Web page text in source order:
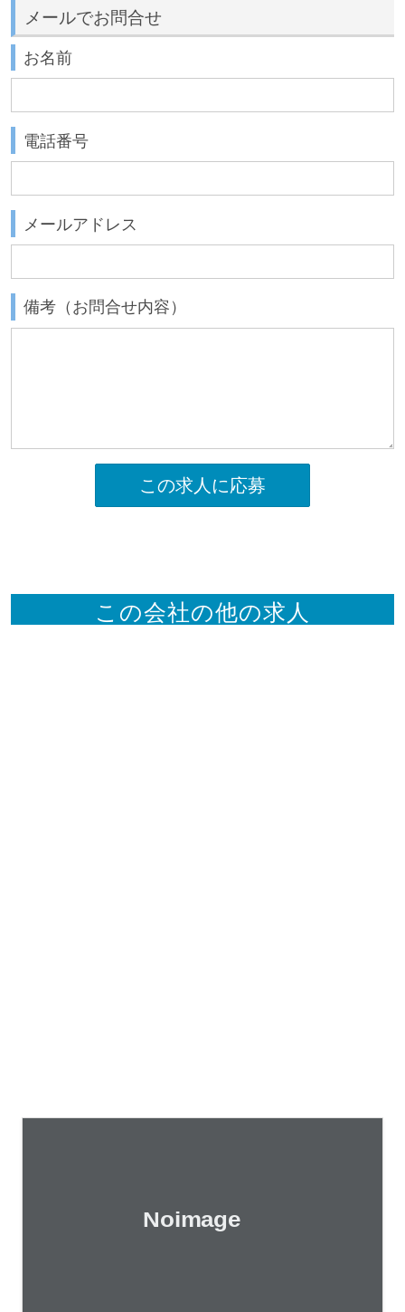
メールでお問合せ
お名前
電話番号
メールアドレス
備考（お問合せ内容）
この求人に応募
この会社の他の求人